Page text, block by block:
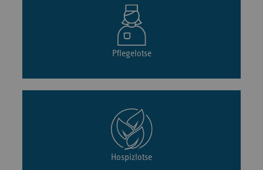
Pflegelotse
Hospizlotse